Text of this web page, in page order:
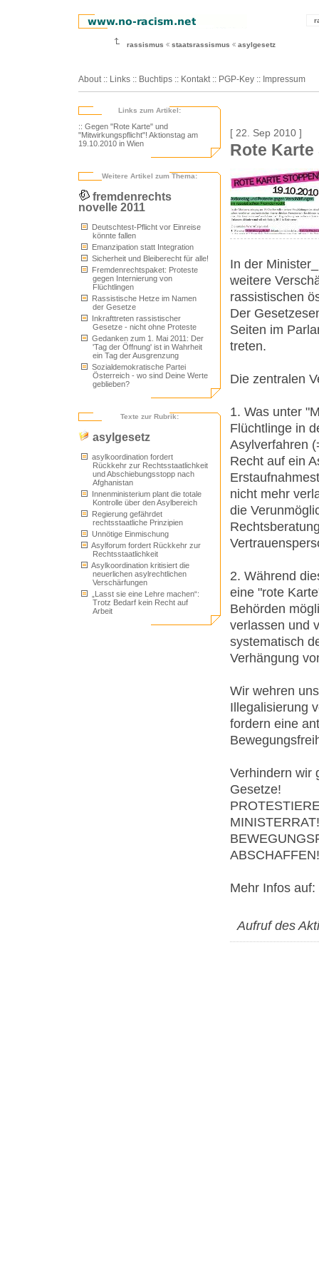
rassismus staatsrassismus asylgesetz
About :: Links :: Buchtips :: Kontakt :: PGP-Key :: Impressum
Links zum Artikel:
:: Gegen "Rote Karte" und
"Mitwirkungspflicht"! Aktionstag am
19.10.2010 in Wien
Weitere Artikel zum Thema:
fremdenrechts
novelle 2011
Deutschtest-Pflicht vor Einreise
könnte fallen
Emanzipation statt Integration
Sicherheit und Bleiberecht für alle!
Fremdenrechtspaket: Proteste
gegen Internierung von
Flüchtlingen
Rassistische Hetze im Namen
der Gesetze
Inkrafttreten rassistischer
Gesetze - nicht ohne Proteste
Gedanken zum 1. Mai 2011: Der
'Tag der Öffnung' ist in Wahrheit
ein Tag der Ausgrenzung
Sozialdemokratische Partei
Österreich - wo sind Deine Werte
geblieben?
Texte zur Rubrik:
asylgesetz
asylkoordination fordert
Rückkehr zur Rechtsstaatlichkeit
und Abschiebungsstopp nach
Afghanistan
Innenministerium plant die totale
Kontrolle über den Asylbereich
Regierung gefährdet
rechtsstaatliche Prinzipien
Unnötige Einmischung
Asylforum fordert Rückkehr zur
Rechtsstaatlichkeit
Asylkoordination kritisiert die
neuerlichen asylrechtlichen
Verschärfungen
„Lasst sie eine Lehre machen“:
Trotz Bedarf kein Recht auf
Arbeit
[ 22. Sep 2010 ]
Rote
In der
weitere
rassistischen
Der
Seiten im
treten.
Die zentralen
1. Was unter
Flüchtlinge in
Asylverfahren
Recht auf ein
nicht mehr
die
2. Während
eine "rote
Behörden
verlassen und
systematisch
Verhängung
Wir wehren
Illegalisierung
fordern eine
Verhindern wir
Gesetze!
MINISTERRAT!
ABSCHAFFEN!
Mehr Infos auf:
Aufruf des